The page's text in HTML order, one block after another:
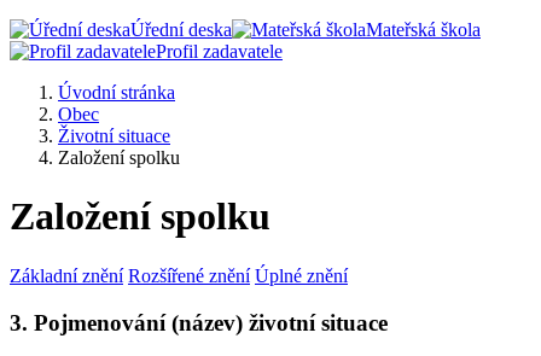
Úřední deska
Mateřská škola
Profil zadavatele
Úvodní stránka
Obec
Životní situace
Založení spolku
Založení spolku
Základní znění Rozšířené znění Úplné znění
3. Pojmenování (název) životní situace